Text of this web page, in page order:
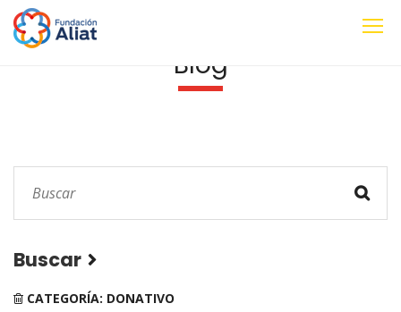
Blog
Buscar
CATEGORÍA: DONATIVO